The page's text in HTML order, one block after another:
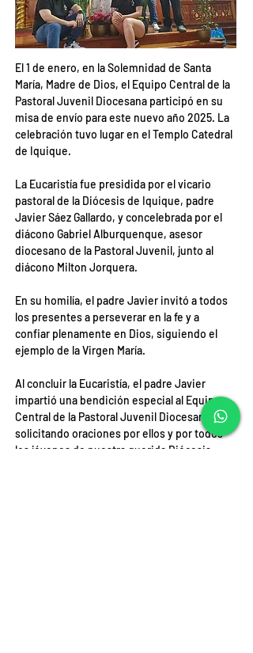
El 1 de enero, en la Solemnidad de Santa
María, Madre de Dios, el Equipo Central de la
Pastoral Juvenil Diocesana participó en su
misa de envío para este nuevo año 2025. La
celebración tuvo lugar en el Templo Catedral
de Iquique.
La Eucaristía fue presidida por el vicario
pastoral de la Diócesis de Iquique, padre
Javier Sáez Gallardo, y concelebrada por el
diácono Gabriel Alburquenque, asesor
diocesano de la Pastoral Juvenil, junto al
diácono Milton Jorquera.
En su homilía, el padre Javier invitó a todos
los presentes a perseverar en la fe y a
confiar plenamente en Dios, siguiendo el
ejemplo de la Virgen María.
Al concluir la Eucaristía, el padre Javier
impartió una bendición especial al Equipo
Central de la Pastoral Juvenil Diocesana,
solicitando oraciones por ellos y por todos
los jóvenes de nuestra querida Diócesis.